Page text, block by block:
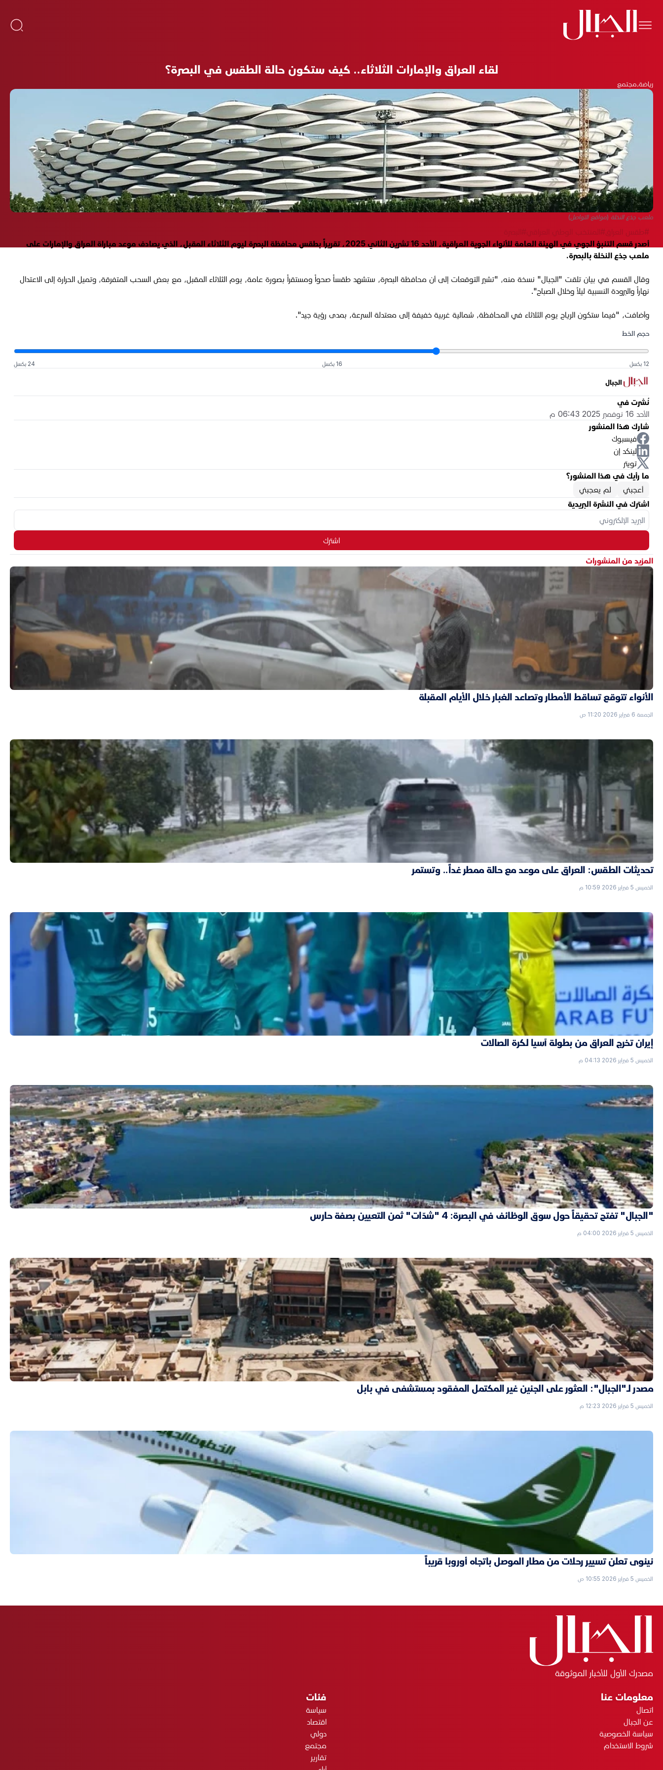
لقاء العراق والإمارات الثلاثاء.. كيف ستكون حالة الطقس في البصرة؟
رياضة،مجتمع
ملعب جذع النخلة (مواقع التواصل)
#طقس العراق#المنتخب الوطني العراقي#البصرة
أصدر قسم التنبؤ الجوي في الهيئة العامة للأنواء الجوية العراقية، الأحد 16 تشرين الثاني 2025، تقريراً بطقس محافظة البصرة ليوم الثلاثاء المقبل، الذي يصادف موعد مباراة العراق والإمارات على
ملعب جذع النخلة بالبصرة.
وقال القسم في بيان تلقت "الجبال" نسخة منه، "تشير التوقعات إلى أن محافظة البصرة، ستشهد طقساً صحواً ومستقراً بصورة عامة، يوم الثلاثاء المقبل، مع بعض السحب المتفرقة، وتميل الحرارة إلى الاعتدال
نهاراً والبرودة النسبية ليلاً وخلال الصباح".
وأضافت، "فيما ستكون الرياح يوم الثلاثاء في المحافظة، شمالية غربية خفيفة إلى معتدلة السرعة، بمدى رؤية جيد".
حجم الخط
12 بكسل 16 بكسل 24 بكسل
الجبال
نُشرت في
الأحد 16 نوفمبر 2025 06:43 م
شارك هذا المنشور
فيسبوك
لينكد إن
تويتر
ما رأيك في هذا المنشور؟
أعجبني
لم يعجبني
اشترك في النشرة البريدية
اشترك
المزيد من المنشورات
الأنواء تتوقع تساقط الأمطار وتصاعد الغبار خلال الأيام المقبلة
الجمعة 6 فبراير 2026 11:20 ص
تحديثات الطقس: العراق على موعد مع حالة ممطر غداً.. وتستمر
الخميس 5 فبراير 2026 10:59 م
إيران تخرج العراق من بطولة آسيا لكرة الصالات
الخميس 5 فبراير 2026 04:13 م
"الجبال" تفتح تحقيقاً حول سوق الوظائف في البصرة: 4 "شدّات" ثمن التعيين بصفة حارس
الخميس 5 فبراير 2026 04:00 م
مصدر لـ"الجبال": العثور على الجنين غير المكتمل المفقود بمستشفى في بابل
الخميس 5 فبراير 2026 12:23 م
نينوى تعلن تسيير رحلات من مطار الموصل باتجاه أوروبا قريباً
الخميس 5 فبراير 2026 10:55 ص
مصدرك الأول للأخبار الموثوقة
معلومات عنا
اتصال
عن الجبال
سياسة الخصوصية
شروط الاستخدام
فئات
سياسة
اقتصاد
دولي
مجتمع
تقارير